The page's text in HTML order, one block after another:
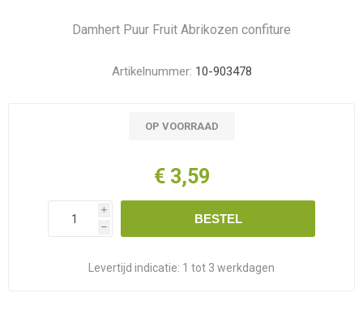
Damhert Puur Fruit Abrikozen confiture
Artikelnummer: 10-903478
OP VOORRAAD
€ 3,59
i
h
BESTEL
Levertijd indicatie: 1 tot 3 werkdagen